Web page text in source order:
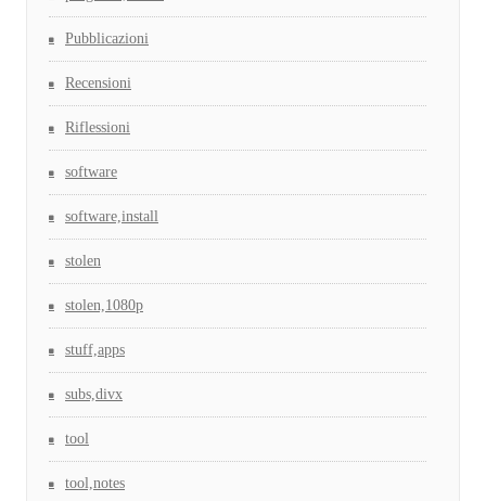
Pubblicazioni
Recensioni
Riflessioni
software
software,install
stolen
stolen,1080p
stuff,apps
subs,divx
tool
tool,notes